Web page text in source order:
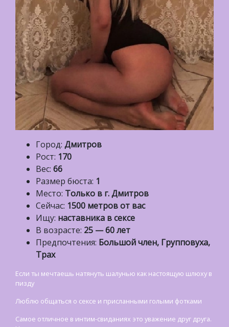
Город: Дмитров
Рост: 170
Вес: 66
Размер бюста: 1
Место: Только в г. Дмитров
Сейчас: 1500 метров от вас
Ищу: наставника в сексе
В возрасте: 25 — 60 лет
Предпочтения: Большой член, Групповуха,
Трах
Если ты мечтаешь натянуть шалунью как настоящую шлюху в
пизду
Люблю общаться о сексе и приcланными голыми фотками
Самое отличное в интим-свиданиях это уважение друг друга.